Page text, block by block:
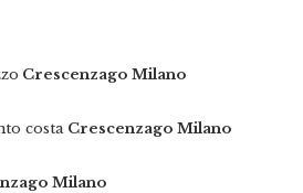
Crescenzago Milano
costa Crescenzago Milano
Milano